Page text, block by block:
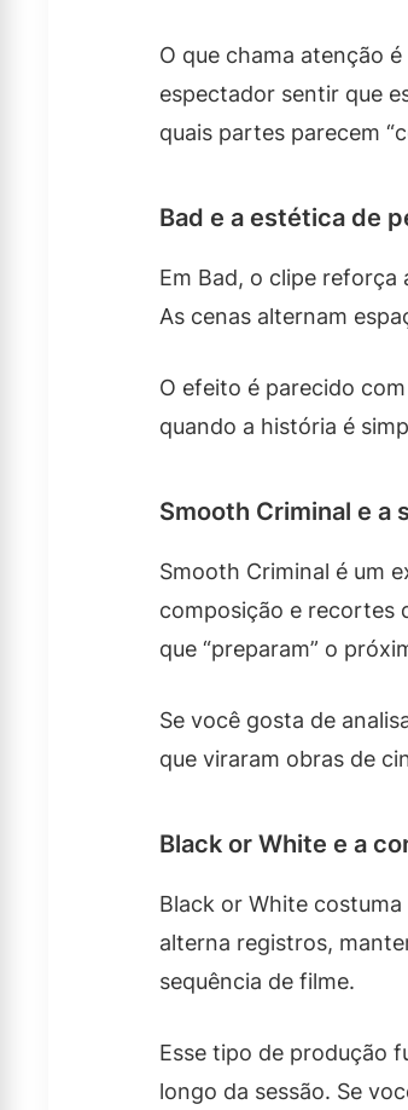
O que chama atenção
espectador sentir que
quais partes parecem
Bad e a estética de
Em Bad, o clipe reforça
As cenas alternam
O efeito é parecido
quando a história é
Smooth Criminal e a
Smooth Criminal é um
composição e recortes
que “preparam” o
Se você gosta de
que viraram obras de
Black or White e a
Black or White
alterna registros,
sequência de filme.
Esse tipo de produção
longo da sessão. Se